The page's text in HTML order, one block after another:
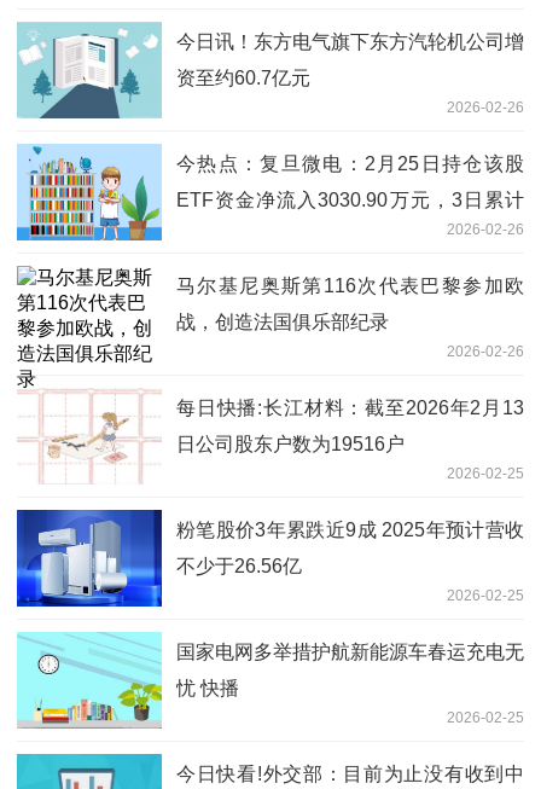
今日讯！东方电气旗下东方汽轮机公司增
资至约60.7亿元
2026-02-26
今热点：复旦微电：2月25日持仓该股
ETF资金净流入3030.90万元，3日累计
2026-02-26
马尔基尼奥斯第116次代表巴黎参加欧
战，创造法国俱乐部纪录
2026-02-26
每日快播:长江材料：截至2026年2月13
日公司股东户数为19516户
2026-02-25
粉笔股价3年累跌近9成 2025年预计营收
不少于26.56亿
2026-02-25
国家电网多举措护航新能源车春运充电无
忧 快播
2026-02-25
今日快看!外交部：目前为止没有收到中